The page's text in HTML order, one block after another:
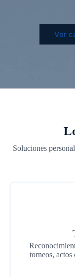
Ver
Soluciones
torneos, actos